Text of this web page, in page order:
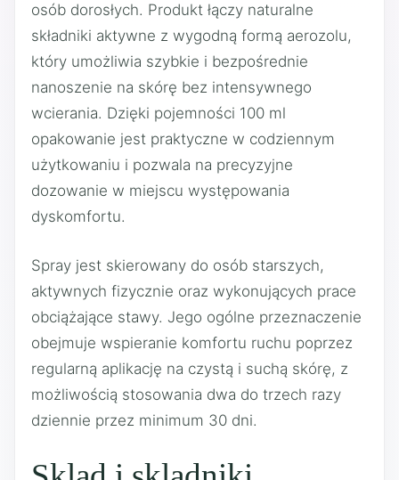
osób dorosłych. Produkt łączy naturalne
składniki aktywne z wygodną formą aerozolu,
który umożliwia szybkie i bezpośrednie
nanoszenie na skórę bez intensywnego
wcierania. Dzięki pojemności 100 ml
opakowanie jest praktyczne w codziennym
użytkowaniu i pozwala na precyzyjne
dozowanie w miejscu występowania
dyskomfortu.
Spray jest skierowany do osób starszych,
aktywnych fizycznie oraz wykonujących prace
obciążające stawy. Jego ogólne przeznaczenie
obejmuje wspieranie komfortu ruchu poprzez
regularną aplikację na czystą i suchą skórę, z
możliwością stosowania dwa do trzech razy
dziennie przez minimum 30 dni.